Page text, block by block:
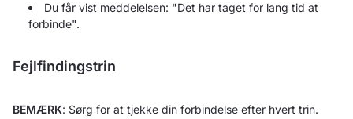
Du får vist meddelelsen: "Det har taget for lang tid at
forbinde".
Fejlfindingstrin
BEMÆRK: Sørg for at tjekke din forbindelse efter hvert trin.